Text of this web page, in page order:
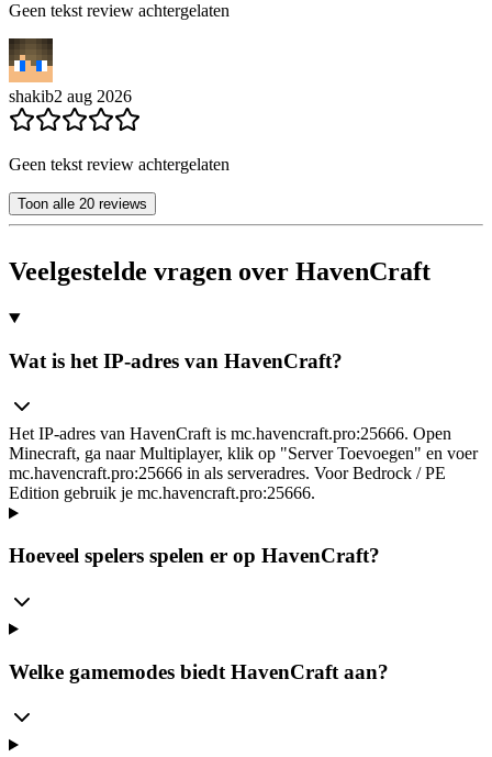
Geen tekst review achtergelaten
shakib2 aug 2026
Geen tekst review achtergelaten
Toon alle 20 reviews
Veelgestelde vragen over HavenCraft
Wat is het IP-adres van HavenCraft?
Het IP-adres van HavenCraft is mc.havencraft.pro:25666. Open
Minecraft, ga naar Multiplayer, klik op "Server Toevoegen" en voer
mc.havencraft.pro:25666 in als serveradres. Voor Bedrock / PE
Edition gebruik je mc.havencraft.pro:25666.
Hoeveel spelers spelen er op HavenCraft?
Welke gamemodes biedt HavenCraft aan?